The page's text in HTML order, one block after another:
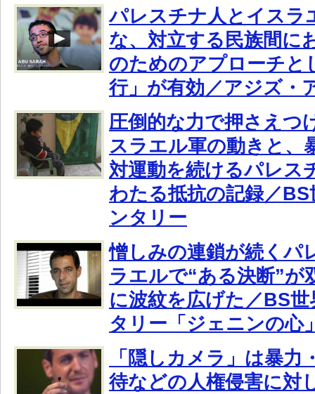
パレスチナ人とイスラ
な、対立する民族間に
のためのアプローチと
行」が有効／アジズ・
圧倒的な力で押さえつ
スラエル軍の動きと、
対運動を続けるパレス
わたる抵抗の記録／
ンタリー
憎しみの連鎖が続くパ
ラエルで“ある決断”が
に波紋を広げた／BS
タリー「ジェニンの心
「隠しカメラ」は暴力
待などの人権侵害に対